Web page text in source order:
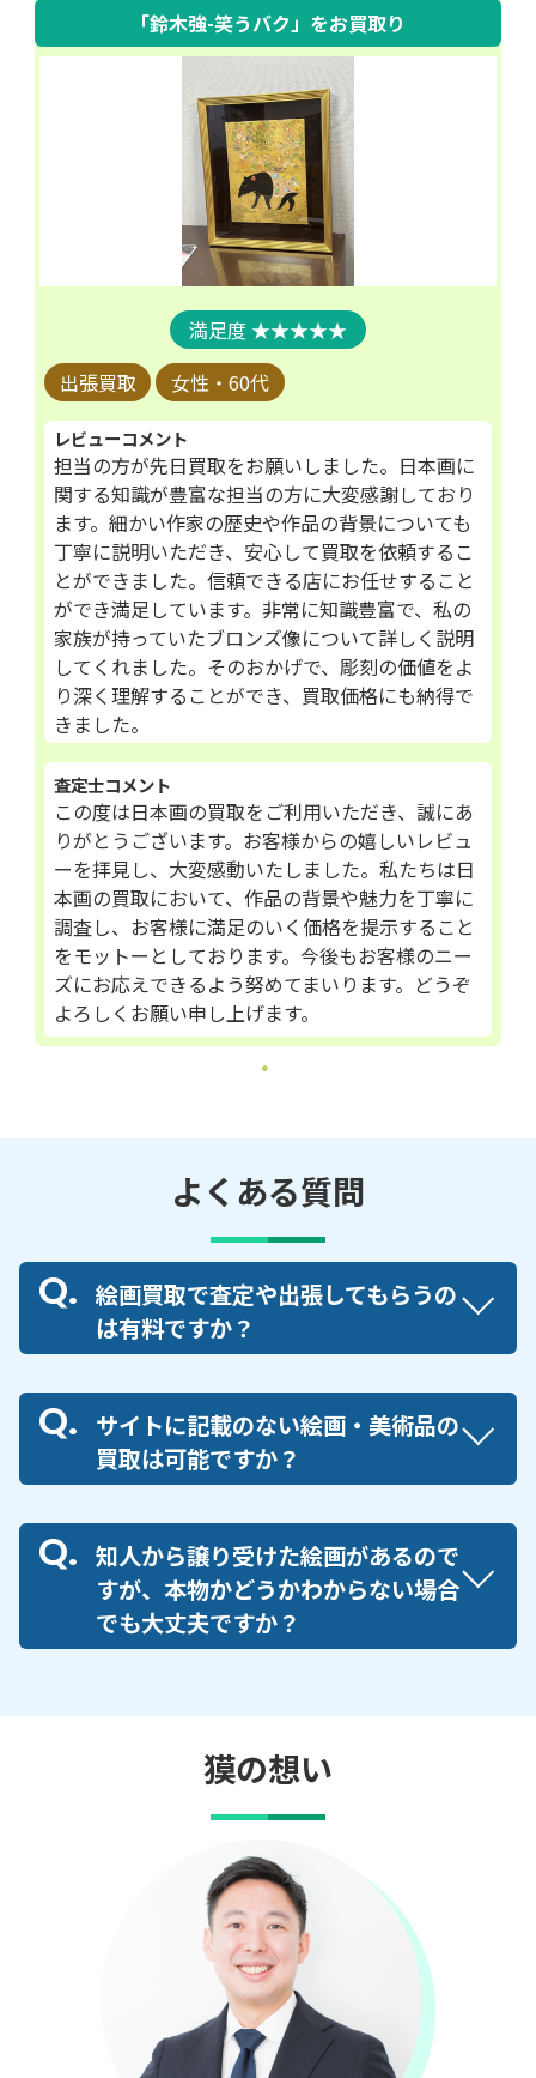
「鈴木強-笑うバク」 をお買取り
★★★★★
出張買取
女性・60代
レビューコメント
担当の方が先日買取をお願いしました。日本画に
関する知識が豊富な担当の方に大変感謝しており
ます。細かい作家の歴史や作品の背景についても
丁寧に説明いただき、安心して買取を依頼するこ
とができました。信頼できる店にお任せすること
ができ満足しています。非常に知識豊富で、私の
家族が持っていたブロンズ像について詳しく説明
してくれました。そのおかげで、彫刻の価値をよ
り深く理解することができ、買取価格にも納得で
きました。
査定士コメント
この度は日本画の買取をご利用いただき、誠にあ
りがとうございます。お客様からの嬉しいレビュ
ーを拝見し、大変感動いたしました。私たちは日
本画の買取において、作品の背景や魅力を丁寧に
調査し、お客様に満足のいく価格を提示すること
をモットーとしております。今後もお客様のニー
ズにお応えできるよう努めてまいります。どうぞ
よろしくお願い申し上げます。
よくある質問
絵画買取で査定や出張してもらうの
は有料ですか？
サイトに記載のない絵画・美術品の
買取は可能ですか？
知人から譲り受けた絵画があるので
すが、本物かどうかわからない場合
でも大丈夫ですか？
獏の想い